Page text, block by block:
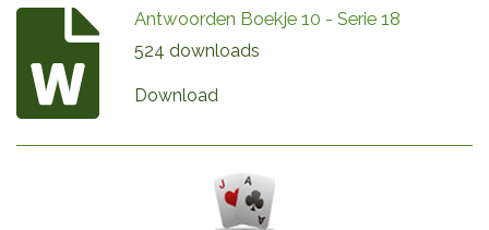
Antwoorden Boekje 10 - Serie 18
524 downloads
Download